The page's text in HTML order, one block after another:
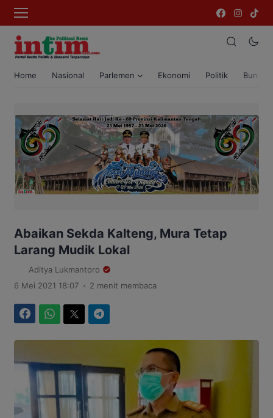
Home Nasional Parlemen Ekonomi Politik Bumi
Abaikan Sekda Kalteng, Mura Tetap
Larang Mudik Lokal
Aditya Lukmantoro
6 Mei 2021 18:07 . 2 menit membaca